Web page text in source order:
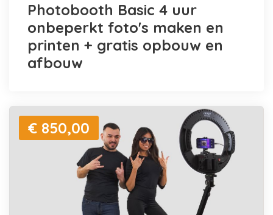
Photobooth Basic 4 uur
onbeperkt foto's maken en
printen + gratis opbouw en
afbouw
€ 850,00